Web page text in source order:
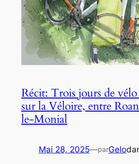
Récit: Trois jours de
sur la Véloire, entre
le-Monial
Mai 28, 2025—parGelo